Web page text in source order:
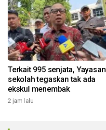
Terkait 995 senjata, Yayasan
sekolah tegaskan tak ada
ekskul menembak
2 jam lalu